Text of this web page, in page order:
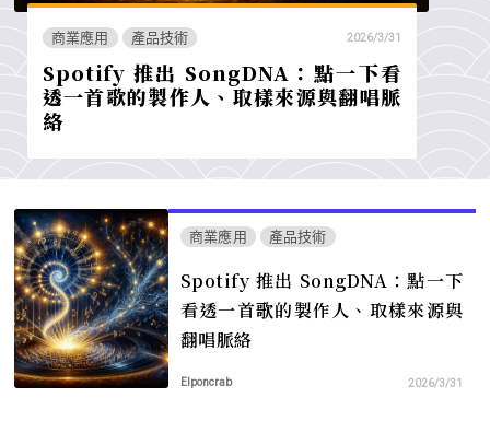
商業應用 產品技術 2026/3/31
Spotify 推出 SongDNA：點一下看
透一首歌的製作人、取樣來源與翻唱脈
絡
商業應用 產品技術
Spotify 推出 SongDNA：點一下
看透一首歌的製作人、取樣來源與
翻唱脈絡
Elponcrab 2026/3/31